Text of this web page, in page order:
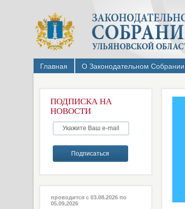
Главная О Законодательном Собрании
ПОДПИСКА НА
НОВОСТИ
проводится с 03.08.2026 по
05.09.2026